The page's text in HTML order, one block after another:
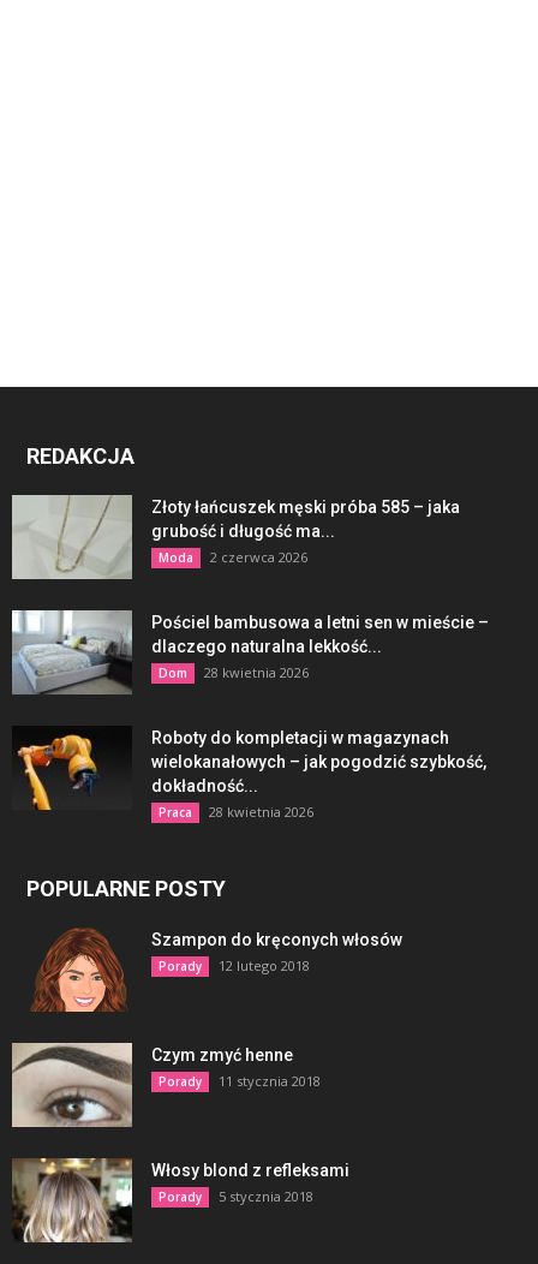
REDAKCJA
Złoty łańcuszek męski próba 585 – jaka
grubość i długość ma...
Moda 2 czerwca 2026
Pościel bambusowa a letni sen w mieście –
dlaczego naturalna lekkość...
Dom 28 kwietnia 2026
Roboty do kompletacji w magazynach
wielokanałowych – jak pogodzić szybkość,
dokładność...
Praca 28 kwietnia 2026
POPULARNE POSTY
Szampon do kręconych włosów
Porady 12 lutego 2018
Czym zmyć henne
Porady 11 stycznia 2018
Włosy blond z refleksami
Porady 5 stycznia 2018